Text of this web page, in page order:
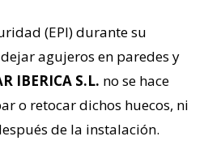
(EPI) durante su
agujeros en paredes y
IBERICA S.L. no se hace
o retocar dichos huecos, ni
de la instalación.